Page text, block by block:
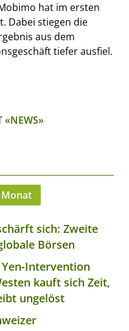
hat im ersten
Dabei stiegen die
aus dem
tiefer ausfiel.
«NEWS»
Monat
sich: Zweite
Börsen
Yen-Intervention
kauft sich Zeit,
ungelöst